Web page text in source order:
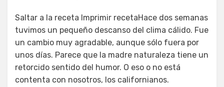
Saltar a la receta Imprimir recetaHace dos semanas
tuvimos un pequeño descanso del clima cálido. Fue
un cambio muy agradable, aunque sólo fuera por
unos días. Parece que la madre naturaleza tiene un
retorcido sentido del humor. O eso o no está
contenta con nosotros, los californianos.